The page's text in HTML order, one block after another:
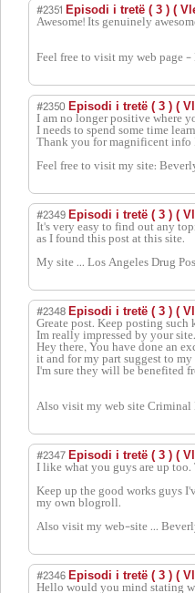
#2351 Episodi i tretë ( 3 ) (
Awesome! Its genuinely
Feel free to visit my web page
#2350 Episodi i tretë ( 3 ) (
I am no longer positive where
I needs to spend some time
Thank you for magnificent info
Feel free to visit my site:
#2349 Episodi i tretë ( 3 ) (
It's very easy to find out any
as I found this post at this site.
My site ... Los Angeles Drug
#2348 Episodi i tretë ( 3 ) (
Greate post. Keep posting
Im really impressed by your site.
Hey there, You have done an
it and for my part suggest to
I'm sure they will be benefited
Also visit my web site
#2347 Episodi i tretë ( 3 ) (
I like what you guys are up
Keep up the good works guys
my own blogroll.
Also visit my web-site ...
#2346 Episodi i tretë ( 3 ) (
Hello would you mind stating